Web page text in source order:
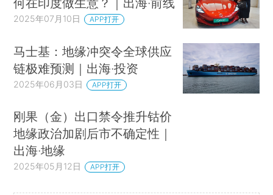
2025年07月10日 APP打开
马士基：地缘冲突令全球供应
链极难预测｜出海·投资
2025年06月03日 APP打开
刚果（金）出口禁令推升钴价
地缘政治加剧后市不确定性｜
出海·地缘
2025年05月12日 APP打开